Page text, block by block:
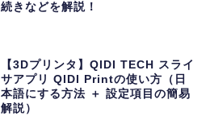
続きなどを解説！
【3Dプリンタ】QIDI TECH スライ
サアプリ QIDI Printの使い方（日
本語にする方法 ＋ 設定項目の簡易
解説）